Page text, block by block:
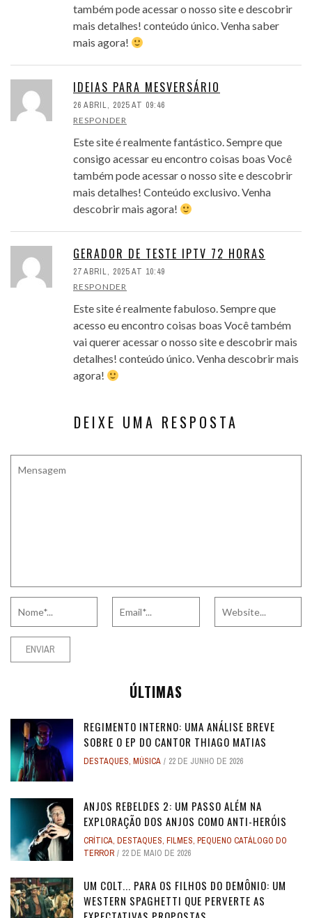
também pode acessar o nosso site e descobrir
mais detalhes! conteúdo único. Venha saber
mais agora!
IDEIAS PARA MESVERSÁRIO
26 ABRIL, 2025 AT 09:46
RESPONDER
Este site é realmente fantástico. Sempre que
consigo acessar eu encontro coisas boas Você
também pode acessar o nosso site e descobrir
mais detalhes! Conteúdo exclusivo. Venha
descobrir mais agora!
GERADOR DE TESTE IPTV 72 HORAS
27 ABRIL, 2025 AT 10:49
RESPONDER
Este site é realmente fabuloso. Sempre que
acesso eu encontro coisas boas Você também
vai querer acessar o nosso site e descobrir mais
detalhes! conteúdo único. Venha descobrir mais
agora!
DEIXE UMA RESPOSTA
ÚLTIMAS
REGIMENTO INTERNO: UMA ANÁLISE BREVE
SOBRE O EP DO CANTOR THIAGO MATIAS
DESTAQUES, MÚSICA 22 DE JUNHO DE 2026
ANJOS REBELDES 2: UM PASSO ALÉM NA
EXPLORAÇÃO DOS ANJOS COMO ANTI-HERÓIS
CRÍTICA, DESTAQUES, FILMES, PEQUENO CATÁLOGO DO
TERROR
22 DE MAIO DE 2026
UM COLT... PARA OS FILHOS DO DEMÔNIO: UM
WESTERN SPAGHETTI QUE PERVERTE AS